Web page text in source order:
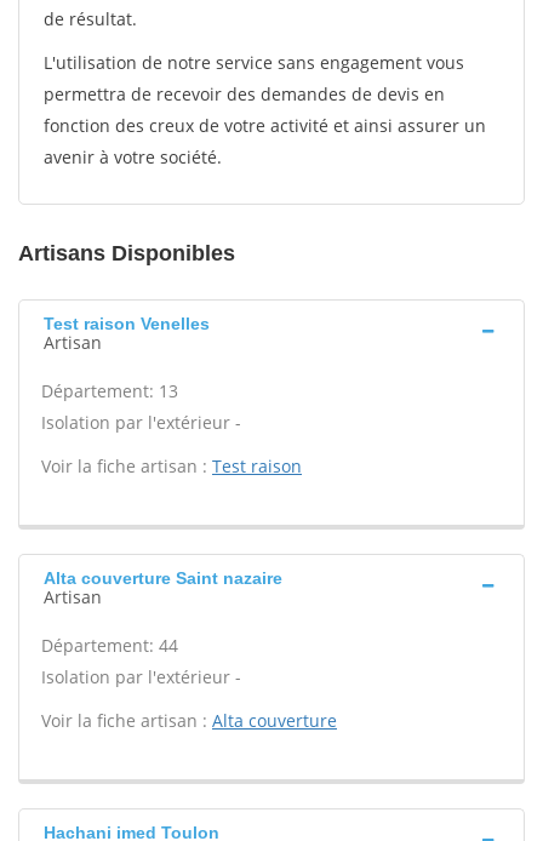
de résultat.
L'utilisation de notre service sans engagement vous
permettra de recevoir des demandes de devis en
fonction des creux de votre activité et ainsi assurer un
avenir à votre société.
Artisans Disponibles
Test raison Venelles
Artisan
Département: 13
Isolation par l'extérieur -
Voir la fiche artisan : Test raison
Alta couverture Saint nazaire
Artisan
Département: 44
Isolation par l'extérieur -
Voir la fiche artisan : Alta couverture
Hachani imed Toulon